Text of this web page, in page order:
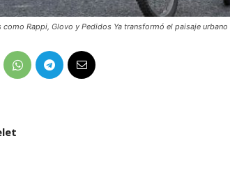
Rappi, Glovo y Pedidos Ya transformó el paisaje